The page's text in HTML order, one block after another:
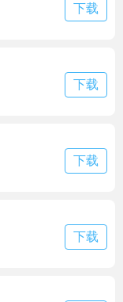
下载
下载
下载
下载